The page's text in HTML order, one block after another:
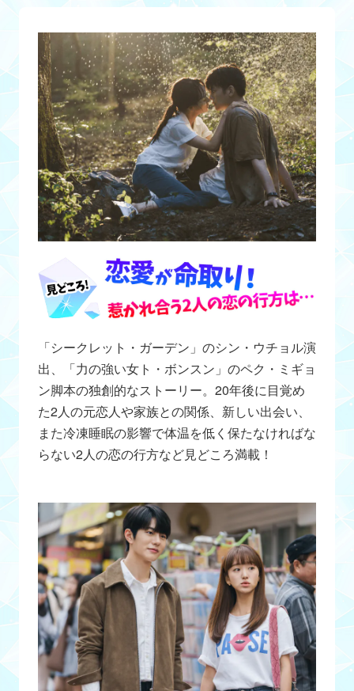
「シークレット・ガーデン」のシン・ウチョル演
出、「力の強い女ト・ボンスン」のペク・ミギョ
ン脚本の独創的なストーリー。20年後に目覚め
た2人の元恋人や家族との関係、新しい出会い、
また冷凍睡眠の影響で体温を低く保たなければな
らない2人の恋の行方など見どころ満載！